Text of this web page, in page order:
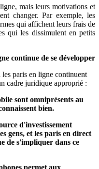
mais leurs motivations et
changer. Par exemple, les
qui affichent leurs frais de
qui les dissimulent en petits
continue de se développer
paris en ligne continuent
cadre juridique approprié :
sont omniprésents au
bien.
d'investissement
gens, et les paris en direct
de s'impliquer dans ce
permet aux